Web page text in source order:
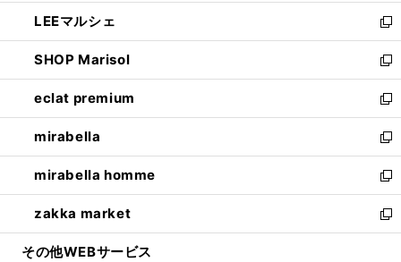
く
ウ
で
開
く
ン
ド
ウ
で
開
く
ウ
ィ
ン
ド
ウ
で
開
く
し
い
ウ
ィ
ン
ド
ウ
で
開
く
LEEマルシェ
新
し
い
ウ
ィ
ン
ド
ウ
で
開
く
SHOP Marisol
新
し
い
ウ
ィ
ン
ド
ウ
で
開
eclat premium
新
し
い
ウ
ィ
ン
ド
ウ
mirabella
新
し
い
ウ
ィ
ン
mirabella homme
新
し
い
ウ
zakka market
新
し
その他WEBサービス